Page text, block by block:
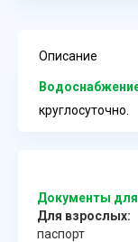
Описание
круглосуточно.
Документы для
Для взрослых:
паспорт